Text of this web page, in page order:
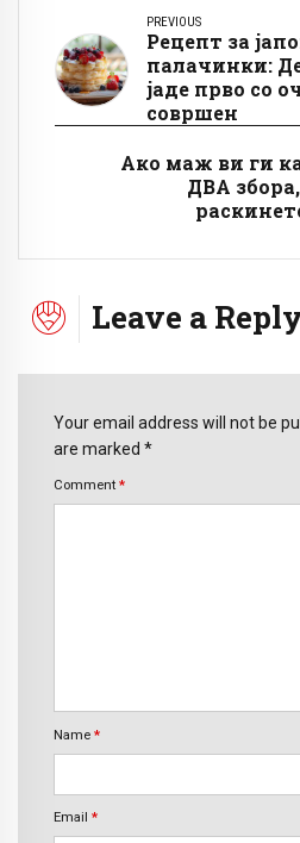
PREVIOUS
Рецепт за
палачинки:
јаде прво со
совршен
Ако маж ви ги
ДВА
Leave a
Your email address will not be
are marked *
Comment *
Name *
Email *